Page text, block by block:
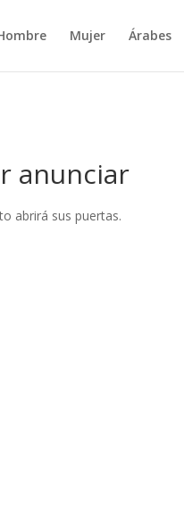
Mujer Árabes
anunciar
abrirá sus puertas.